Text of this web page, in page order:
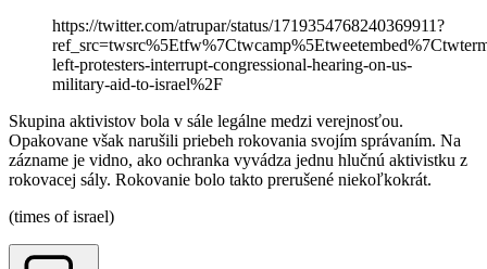
https://twitter.com/atrupar/status/1719354768240369911?
left-protesters-interrupt-congressional-hearing-on-us-
military-aid-to-israel%2F
Skupina aktivistov bola v sále legálne medzi verejnosťou.
Opakovane však narušili priebeh rokovania svojím správaním. Na
zázname je vidno, ako ochranka vyvádza jednu hlučnú aktivistku z
rokovacej sály. Rokovanie bolo takto prerušené niekoľkokrát.
(times of israel)